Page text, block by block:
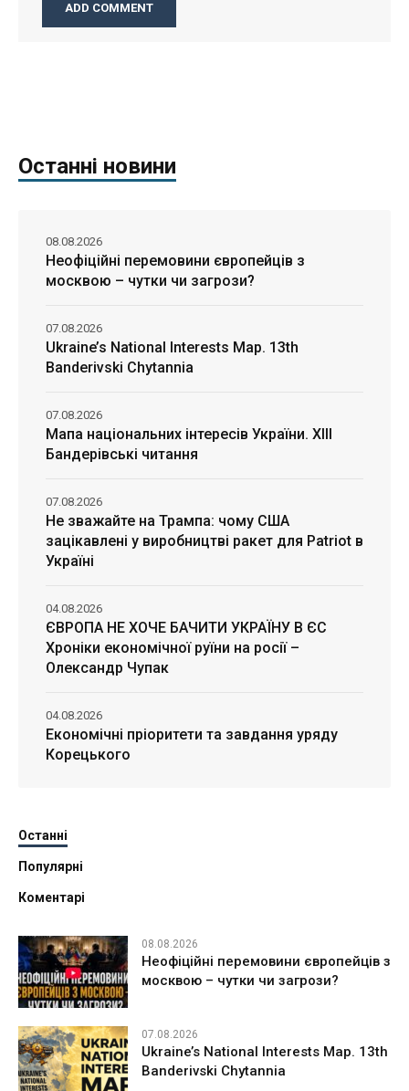
Останні новини
Неофіційні перемовини європейців з
москвою – чутки чи загрози?
08.08.2026
Ukraine’s National Interests Map. 13th
Banderivski Chytannia
07.08.2026
Мапа національних інтересів України. ХІІІ
Бандерівські читання
07.08.2026
Не зважайте на Трампа: чому США
зацікавлені у виробництві ракет для Patriot в
Україні
07.08.2026
ЄВРОПА НЕ ХОЧЕ БАЧИТИ УКРАЇНУ В ЄС
Хроніки економічної руїни на росії –
Олександр Чупак
04.08.2026
Економічні пріоритети та завдання уряду
Корецького
04.08.2026
Останні
Популярні
Коментарі
08.08.2026
Неофіційні перемовини європейців з
москвою – чутки чи загрози?
07.08.2026
Ukraine’s National Interests Map. 13th
Banderivski Chytannia